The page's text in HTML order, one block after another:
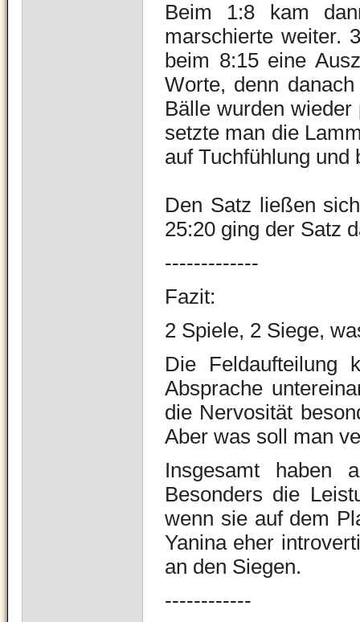
Beim 1:8 kam
marschierte weiter.
beim 8:15 eine
Worte, denn
Bälle wurden
setzte man die
auf Tuchfühlung
Den Satz ließen
25:20 ging der Satz
-------------
Fazit:
2 Spiele, 2 Siege,
Die Feldaufteilung
Absprache
die Nervosität
Aber was soll man
Insgesamt haben
Besonders die
wenn sie auf dem
Yanina eher
an den Siegen.
------------